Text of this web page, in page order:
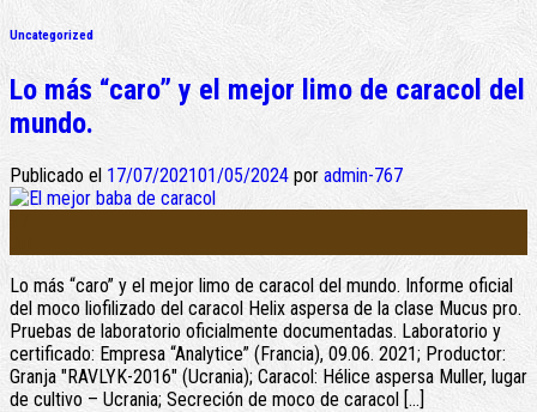
Uncategorized
Lo más “caro” y el mejor limo de caracol del
mundo.
Publicado el 17/07/202101/05/2024 por admin-767
Lo más “caro” y el mejor limo de caracol del mundo. Informe oficial
del moco liofilizado del caracol Helix aspersa de la clase Mucus pro.
Pruebas de laboratorio oficialmente documentadas. Laboratorio y
certificado: Empresa “Analytice” (Francia), 09.06. 2021; Productor:
Granja "RAVLYK-2016" (Ucrania); Caracol: Hélice aspersa Muller, lugar
de cultivo – Ucrania; Secreción de moco de caracol […]